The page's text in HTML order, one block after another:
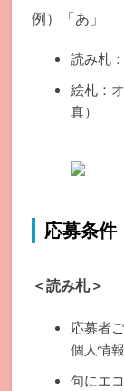
例）「あ」
読み札
絵札：
真）
応募条件
＜読み札＞
応募者
個人情
句にエ